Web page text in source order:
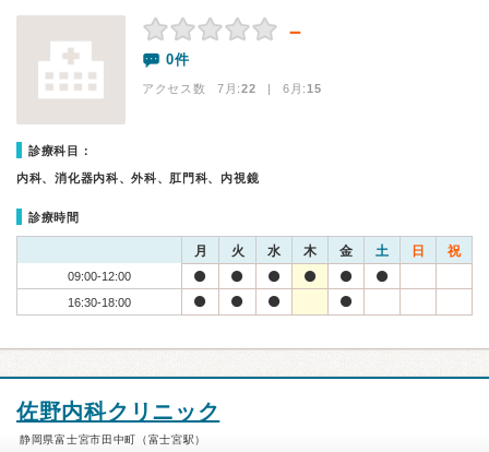
－
0件
アクセス数 7月:22 | 6月:15
診療科目：
内科、消化器内科、外科、肛門科、内視鏡
診療時間
月 火 水 木 金 土 日 祝
09:00-12:00
16:30-18:00
佐野内科クリニック
静岡県富士宮市田中町（富士宮駅）